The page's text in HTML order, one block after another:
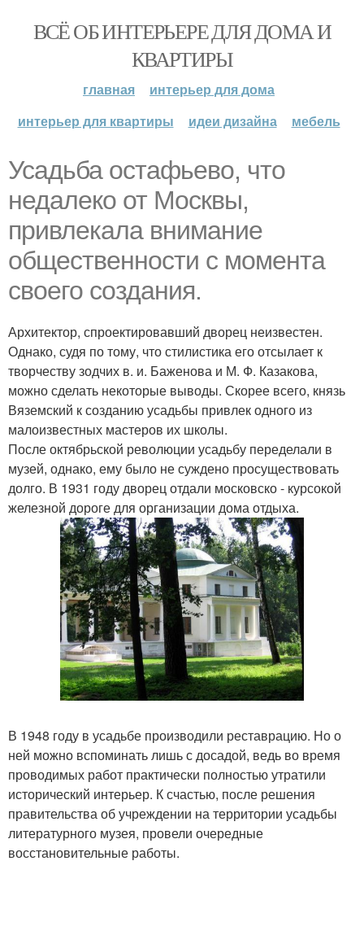
ВСЁ ОБ ИНТЕРЬЕРЕ ДЛЯ ДОМА И
КВАРТИРЫ
главная
интерьер для дома
интерьер для квартиры
идеи дизайна мебель
Усадьба остафьево, что
недалеко от Москвы,
привлекала внимание
общественности с момента
своего создания.
Архитектор, спроектировавший дворец неизвестен.
Однако, судя по тому, что стилистика его отсылает к
творчеству зодчих в. и. Баженова и М. Ф. Казакова,
можно сделать некоторые выводы. Скорее всего, князь
Вяземский к созданию усадьбы привлек одного из
малоизвестных мастеров их школы.
После октябрьской революции усадьбу переделали в
музей, однако, ему было не суждено просуществовать
долго. В 1931 году дворец отдали московско - курсокой
железной дороге для организации дома отдыха.
В 1948 году в усадьбе производили реставрацию. Но о
ней можно вспоминать лишь с досадой, ведь во время
проводимых работ практически полностью утратили
исторический интерьер. К счастью, после решения
правительства об учреждении на территории усадьбы
литературного музея, провели очередные
восстановительные работы.